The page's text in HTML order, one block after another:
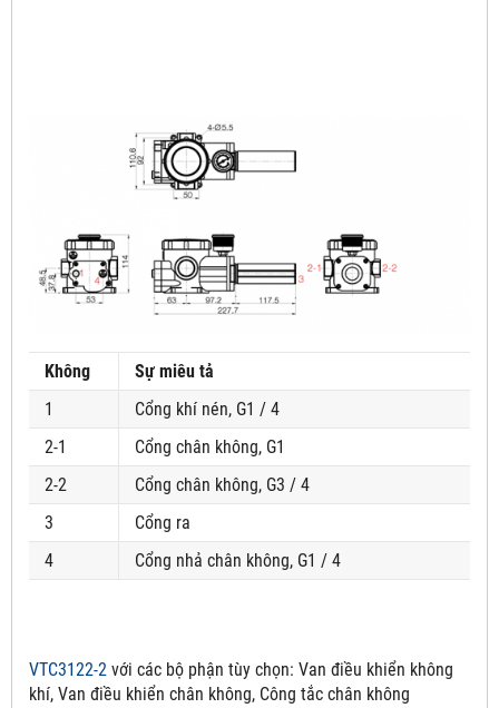
Không
Sự miêu tả
1
Cổng khí nén, G1 / 4
2-1
Cổng chân không, G1
2-2
Cổng chân không, G3 / 4
3
Cổng ra
4
Cổng nhả chân không, G1 / 4
VTC3122-2 với các bộ phận tùy chọn: Van điều khiển không
khí, Van điều khiển chân không, Công tắc chân không